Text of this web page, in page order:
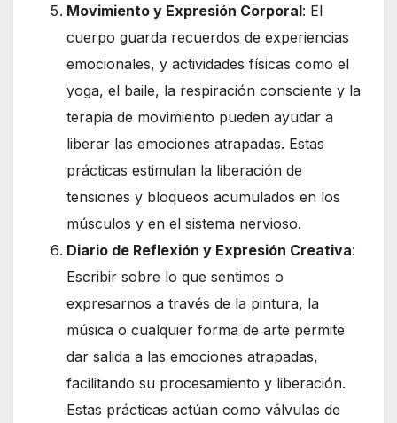
Movimiento y Expresión Corporal: El
cuerpo guarda recuerdos de experiencias
emocionales, y actividades físicas como el
yoga, el baile, la respiración consciente y la
terapia de movimiento pueden ayudar a
liberar las emociones atrapadas. Estas
prácticas estimulan la liberación de
tensiones y bloqueos acumulados en los
músculos y en el sistema nervioso.
Diario de Reflexión y Expresión Creativa:
Escribir sobre lo que sentimos o
expresarnos a través de la pintura, la
música o cualquier forma de arte permite
dar salida a las emociones atrapadas,
facilitando su procesamiento y liberación.
Estas prácticas actúan como válvulas de